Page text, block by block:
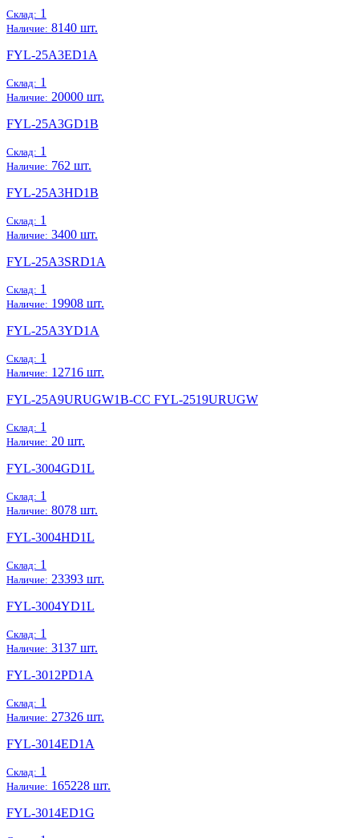
Склад: 1
Наличие: 8140 шт.
FYL-25A3ED1A
Склад: 1
Наличие: 20000 шт.
FYL-25A3GD1B
Склад: 1
Наличие: 762 шт.
FYL-25A3HD1B
Склад: 1
Наличие: 3400 шт.
FYL-25A3SRD1A
Склад: 1
Наличие: 19908 шт.
FYL-25A3YD1A
Склад: 1
Наличие: 12716 шт.
FYL-25A9URUGW1B-CC FYL-2519URUGW
Склад: 1
Наличие: 20 шт.
FYL-3004GD1L
Склад: 1
Наличие: 8078 шт.
FYL-3004HD1L
Склад: 1
Наличие: 23393 шт.
FYL-3004YD1L
Склад: 1
Наличие: 3137 шт.
FYL-3012PD1A
Склад: 1
Наличие: 27326 шт.
FYL-3014ED1A
Склад: 1
Наличие: 165228 шт.
FYL-3014ED1G